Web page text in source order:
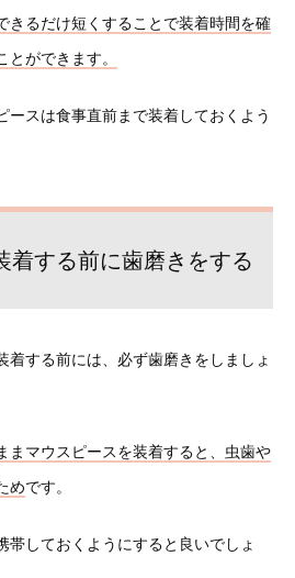
きるだけ短くすることで装着時間を確
ができます。
ースは食事直前まで装着しておくよう
着する前に歯磨きをする
着する前には、必ず歯磨きをしましょ
まマウスピースを装着すると、虫歯や
めです。
帯しておくようにすると良いでしょ